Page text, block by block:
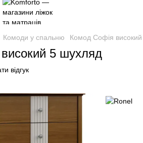
Комоди у спальню Комод Софія
5 шухляд
відгук